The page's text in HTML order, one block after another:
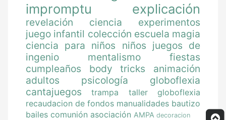
impromptu
explicación
revelación ciencia
experimentos
juego infantil colección escuela magia
ciencia para niños
niños juegos de
ingenio
mentalismo
fiestas
cumpleaños
body tricks
animación
adultos
psicología
globoflexia
cantajuegos
trampa
taller globoflexia
recaudacion de fondos manualidades bautizo
bailes comunión asociación AMPA decoracion